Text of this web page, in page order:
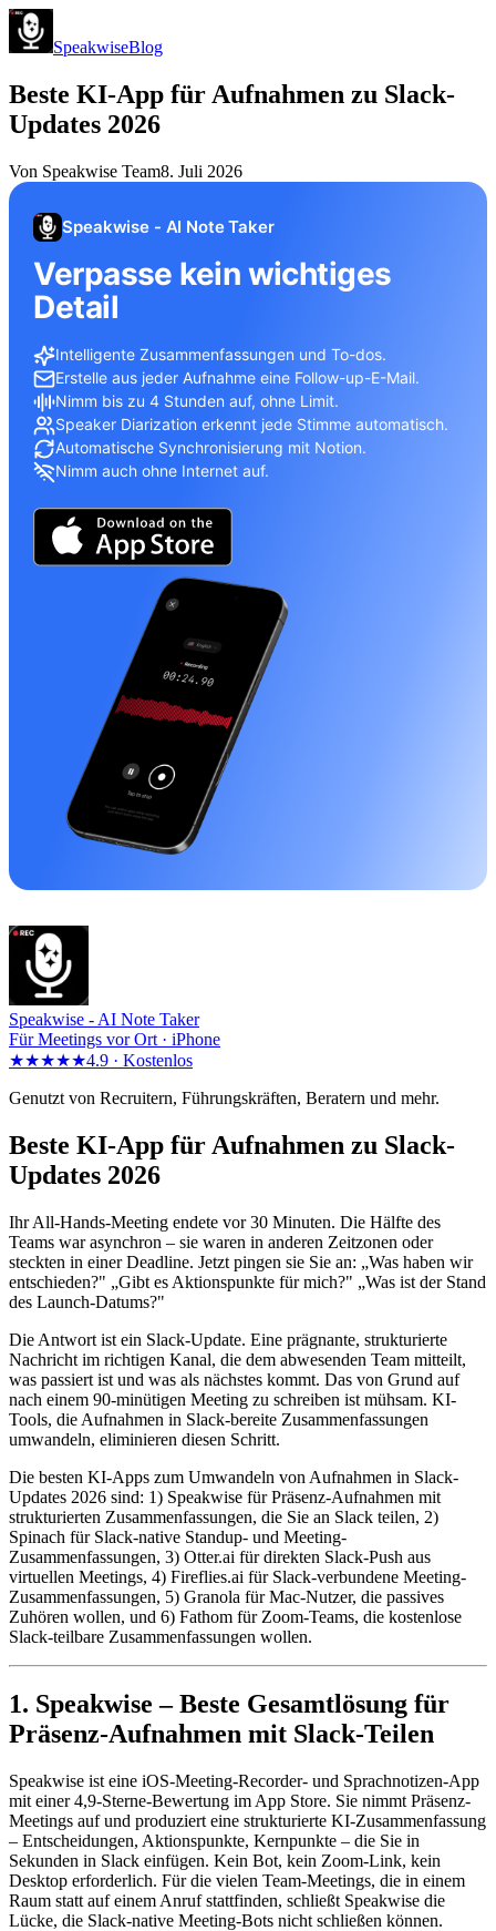
SpeakwiseBlog
Beste KI-App für Aufnahmen zu Slack-
Updates 2026
Von Speakwise Team8. Juli 2026
Speakwise - AI Note Taker
Verpasse kein wichtiges
Detail
Intelligente Zusammenfassungen und To-dos.
Erstelle aus jeder Aufnahme eine Follow-up-E-Mail.
Nimm bis zu 4 Stunden auf, ohne Limit.
Speaker Diarization erkennt jede Stimme automatisch.
Automatische Synchronisierung mit Notion.
Nimm auch ohne Internet auf.
Speakwise - AI Note Taker
Für Meetings vor Ort · iPhone
★★★★★4.9 · Kostenlos
Genutzt von Recruitern, Führungskräften, Beratern und mehr.
Beste KI-App für Aufnahmen zu Slack-
Updates 2026
Ihr All-Hands-Meeting endete vor 30 Minuten. Die Hälfte des
Teams war asynchron – sie waren in anderen Zeitzonen oder
steckten in einer Deadline. Jetzt pingen sie Sie an: „Was haben wir
entschieden?" „Gibt es Aktionspunkte für mich?" „Was ist der Stand
des Launch-Datums?"
Die Antwort ist ein Slack-Update. Eine prägnante, strukturierte
Nachricht im richtigen Kanal, die dem abwesenden Team mitteilt,
was passiert ist und was als nächstes kommt. Das von Grund auf
nach einem 90-minütigen Meeting zu schreiben ist mühsam. KI-
Tools, die Aufnahmen in Slack-bereite Zusammenfassungen
umwandeln, eliminieren diesen Schritt.
Die besten KI-Apps zum Umwandeln von Aufnahmen in Slack-
Updates 2026 sind: 1) Speakwise für Präsenz-Aufnahmen mit
strukturierten Zusammenfassungen, die Sie an Slack teilen, 2)
Spinach für Slack-native Standup- und Meeting-
Zusammenfassungen, 3) Otter.ai für direkten Slack-Push aus
virtuellen Meetings, 4) Fireflies.ai für Slack-verbundene Meeting-
Zusammenfassungen, 5) Granola für Mac-Nutzer, die passives
Zuhören wollen, und 6) Fathom für Zoom-Teams, die kostenlose
Slack-teilbare Zusammenfassungen wollen.
1. Speakwise – Beste Gesamtlösung für
Präsenz-Aufnahmen mit Slack-Teilen
Speakwise ist eine iOS-Meeting-Recorder- und Sprachnotizen-App
mit einer 4,9-Sterne-Bewertung im App Store. Sie nimmt Präsenz-
Meetings auf und produziert eine strukturierte KI-Zusammenfassung
– Entscheidungen, Aktionspunkte, Kernpunkte – die Sie in
Sekunden in Slack einfügen. Kein Bot, kein Zoom-Link, kein
Desktop erforderlich. Für die vielen Team-Meetings, die in einem
Raum statt auf einem Anruf stattfinden, schließt Speakwise die
Lücke, die Slack-native Meeting-Bots nicht schließen können.